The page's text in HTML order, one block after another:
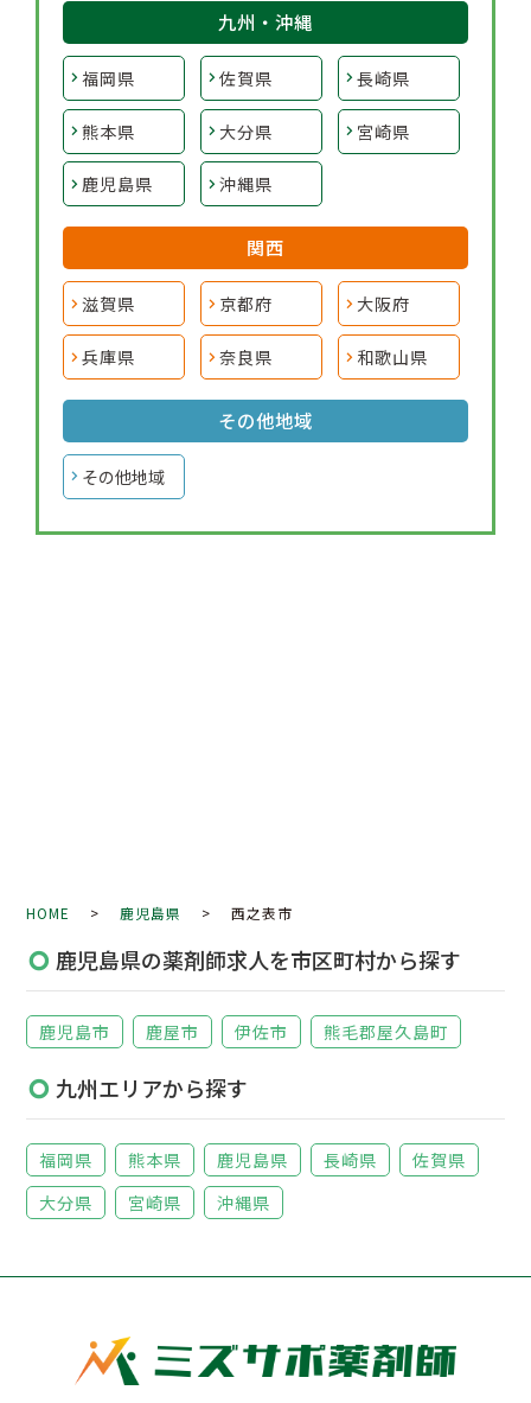
九州・沖縄
福岡県 佐賀県 長崎県
熊本県 大分県 宮崎県
鹿児島県 沖縄県
関西
滋賀県 京都府 大阪府
兵庫県 奈良県 和歌山県
その他地域
その他地域
HOME > 鹿児島県 > 西之表市
鹿児島県の薬剤師求人を市区町村から探す
鹿児島市 鹿屋市 伊佐市 熊毛郡屋久島町
九州エリアから探す
福岡県 熊本県 鹿児島県 長崎県
佐賀県
大分県
宮崎県 沖縄県